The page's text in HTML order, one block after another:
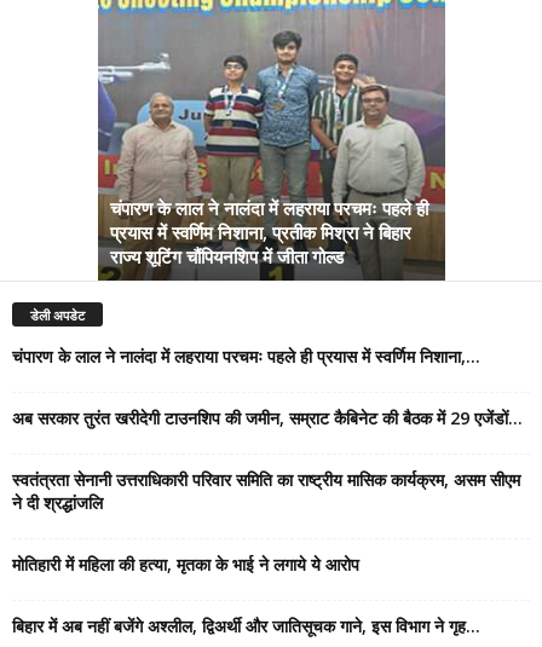
चंपारण के लाल ने नालंदा में लहराया परचमः पहले ही
प्रयास में स्वर्णिम निशाना, प्रतीक मिश्रा ने बिहार
राज्य शूटिंग चौंपियनशिप में जीता गोल्ड
डेली अपडेट
चंपारण के लाल ने नालंदा में लहराया परचमः पहले ही प्रयास में स्वर्णिम निशाना,...
अब सरकार तुरंत खरीदेगी टाउनशिप की जमीन, सम्राट कैबिनेट की बैठक में 29 एजेंडों...
स्वतंत्रता सेनानी उत्तराधिकारी परिवार समिति का राष्ट्रीय मासिक कार्यक्रम, असम सीएम
ने दी श्रद्धांजलि
मोतिहारी में महिला की हत्या, मृतका के भाई ने लगाये ये आरोप
बिहार में अब नहीं बजेंगे अश्लील, द्विअर्थी और जातिसूचक गाने, इस विभाग ने गृह...